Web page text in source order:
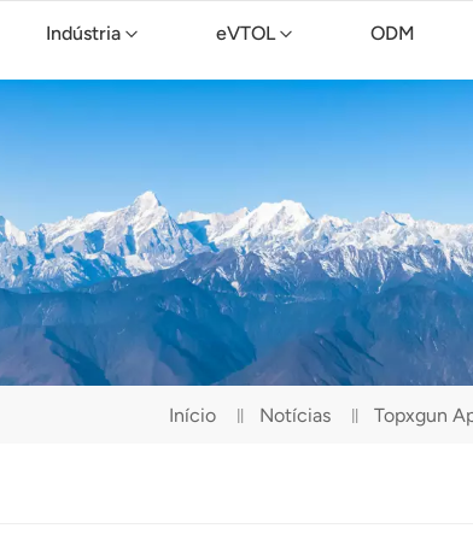
Indústria eVTOL ODM
Início Notícias Topxgun